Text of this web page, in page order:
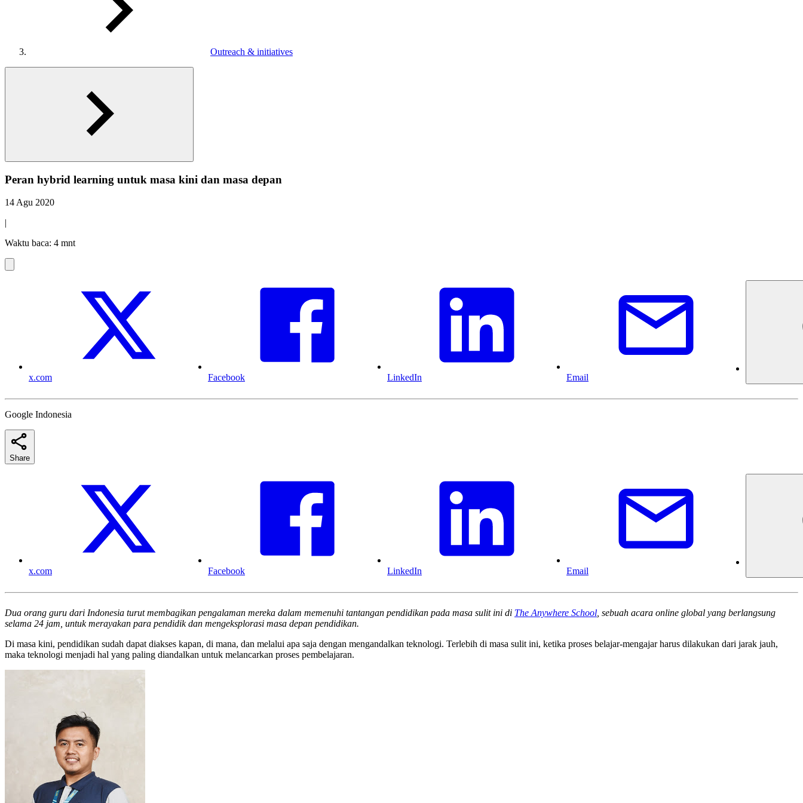
Outreach & initiatives
Peran hybrid learning untuk masa kini dan masa depan
14 Agu 2020
|
Waktu baca: 4 mnt
x.com Facebook LinkedIn Email
Google Indonesia
Share
x.com Facebook LinkedIn Email
Dua orang guru dari Indonesia turut membagikan pengalaman mereka dalam memenuhi tantangan pendidikan pada masa sulit ini di The Anywhere School, sebuah acara online global yang berlangsung
selama 24 jam, untuk merayakan para pendidik dan mengeksplorasi masa depan pendidikan.
Di masa kini, pendidikan sudah dapat diakses kapan, di mana, dan melalui apa saja dengan mengandalkan teknologi. Terlebih di masa sulit ini, ketika proses belajar-mengajar harus dilakukan dari jarak jauh,
maka teknologi menjadi hal yang paling diandalkan untuk melancarkan proses pembelajaran.